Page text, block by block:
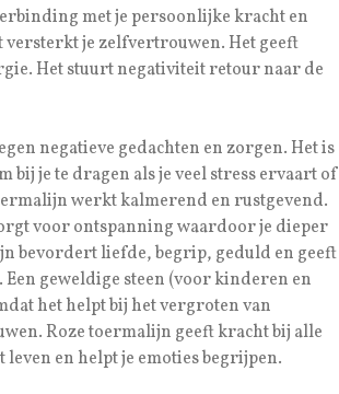
met je persoonlijke kracht en
versterkt je zelfvertrouwen. Het geeft
Het stuurt negativiteit retour naar de
negatieve gedachten en zorgen. Het is
bij je te dragen als je veel stress ervaart of
werkt kalmerend en rustgevend.
voor ontspanning waardoor je dieper
bevordert liefde, begrip, geduld en geeft
geweldige steen (voor kinderen en
het helpt bij het vergroten van
Roze toermalijn geeft kracht bij alle
en helpt je emoties begrijpen.